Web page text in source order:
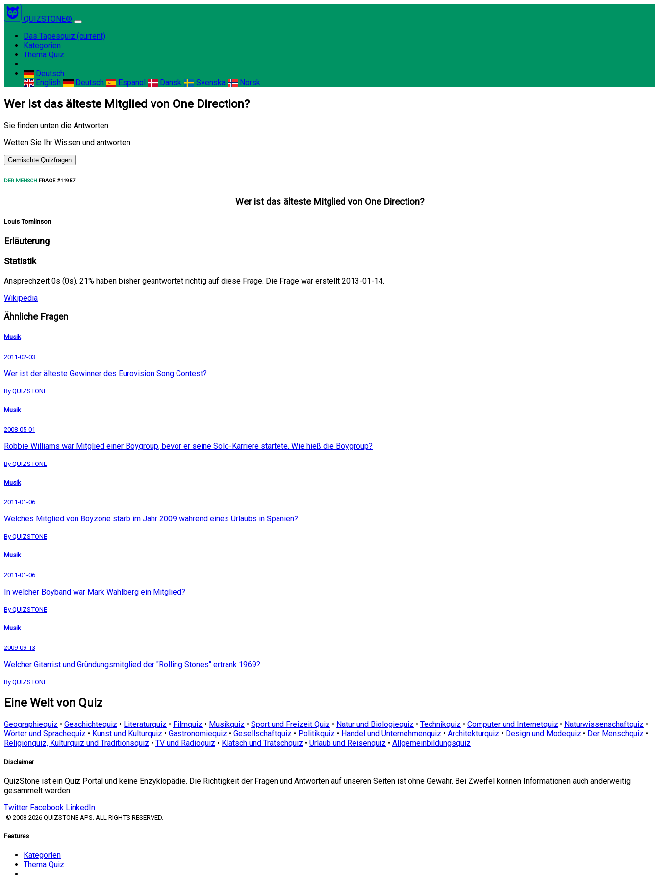
QUIZSTONE®
Das Tagesquiz (current)
Kategorien
Thema Quiz
Deutsch
English
Deutsch Espanol Dansk Svenska Norsk
Wer ist das älteste Mitglied von One Direction?
Sie finden unten die Antworten
Wetten Sie Ihr Wissen und antworten
Gemischte Quizfragen
DER MENSCH FRAGE #11957
Wer ist das älteste Mitglied von One Direction?
Louis Tomlinson
Erläuterung
Statistik
Ansprechzeit 0s (0s). 21% haben bisher geantwortet richtig auf diese Frage. Die Frage war erstellt 2013-01-14.
Wikipedia
Ähnliche Fragen
Musik
2011-02-03
Wer ist der älteste Gewinner des Eurovision Song Contest?
By QUIZSTONE
Musik
2008-05-01
Robbie Williams war Mitglied einer Boygroup, bevor er seine Solo-Karriere startete. Wie hieß die Boygroup?
By QUIZSTONE
Musik
2011-01-06
Welches Mitglied von Boyzone starb im Jahr 2009 während eines Urlaubs in Spanien?
By QUIZSTONE
Musik
2011-01-06
In welcher Boyband war Mark Wahlberg ein Mitglied?
By QUIZSTONE
Musik
2009-09-13
Welcher Gitarrist und Gründungsmitglied der "Rolling Stones" ertrank 1969?
By QUIZSTONE
Eine Welt von Quiz
Geographiequiz • Geschichtequiz • Literaturquiz • Filmquiz • Musikquiz • Sport und Freizeit Quiz • Natur und Biologiequiz • Technikquiz • Computer und Internetquiz • Naturwissenschaftquiz •
Wörter und Sprachequiz • Kunst und Kulturquiz • Gastronomiequiz • Gesellschaftquiz • Politikquiz • Handel und Unternehmenquiz • Architekturquiz • Design und Modequiz • Der Menschquiz •
Religionquiz, Kulturquiz und Traditionsquiz • TV und Radioquiz • Klatsch und Tratschquiz • Urlaub und Reisenquiz • Allgemeinbildungsquiz
Disclaimer
QuizStone ist ein Quiz Portal und keine Enzyklopädie. Die Richtigkeit der Fragen und Antworten auf unseren Seiten ist ohne Gewähr. Bei Zweifel können Informationen auch anderweitig
gesammelt werden.
Twitter Facebook LinkedIn
© 2008-2026 QUIZSTONE APS. ALL RIGHTS RESERVED.
Features
Kategorien
Thema Quiz